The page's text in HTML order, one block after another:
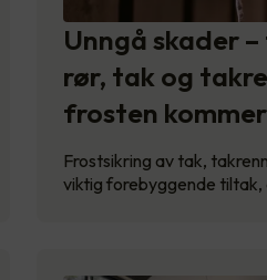
Unngå skader
rør, tak og
frosten kommer
Frostsikring av tak,
viktig forebyggende